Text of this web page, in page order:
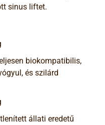
sinus liftet.
biokompatibilis,
és szilárd
állati eredetű